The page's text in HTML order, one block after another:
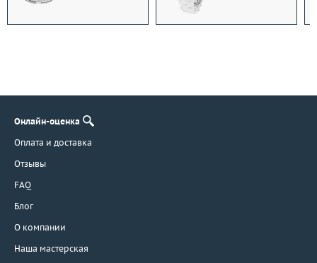
Онлайн-оценка
Оплата и доставка
Отзывы
FAQ
Блог
О компании
Наша мастерская